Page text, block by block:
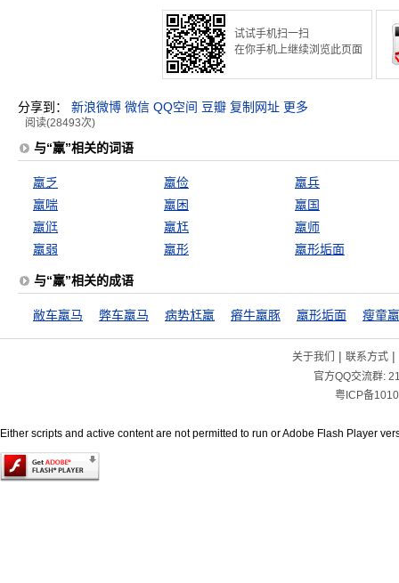
试试手机扫一扫
在你手机上继续浏览此页面
分享到： 新浪微博 微信 QQ空间 豆瓣 复制网址 更多
阅读(28493次)
与“羸”相关的词语
羸乏 羸俭
羸兵
羸喘
羸困
羸国
羸尩
羸尪
羸师
羸弱
羸形 羸形垢面
与“羸”相关的成语
敝车羸马 弊车羸马 病势尪羸 瘠牛羸豚 羸形垢面 瘦童
关于我们 | 联系方式|
官方QQ交流群:
粤ICP备
Either scripts and active content are not permitted to run or Adobe Flash Player